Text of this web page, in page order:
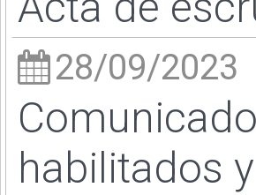
28/09/2023
habilitados